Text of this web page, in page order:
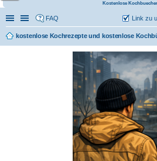
Kostenlose Kochbuecher
Schnellzugriff
Linkliste
FAQ Link zu
kostenlose Kochrezepte und kostenlose